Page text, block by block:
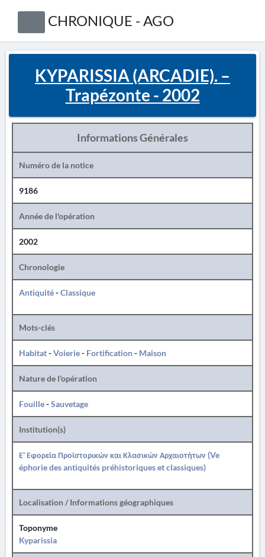
CHRONIQUE - AGO
KYPARISSIA (ARCADIE). –
Trapézonte - 2002
Informations Générales
Numéro de la notice
9186
Année de l'opération
2002
Chronologie
Antiquité-Classique
Mots-clés
Habitat-Voierie- Fortification- Maison
Nature de l'opération
Fouille-Sauvetage
Institution(s)
Ε' Εφορεία Προϊστορικών και Κλασικών Αρχαιοτήτων (Ve
éphorie des antiquités préhistoriques et classiques)
Localisation / Informations géographiques
Toponyme
Kyparissia